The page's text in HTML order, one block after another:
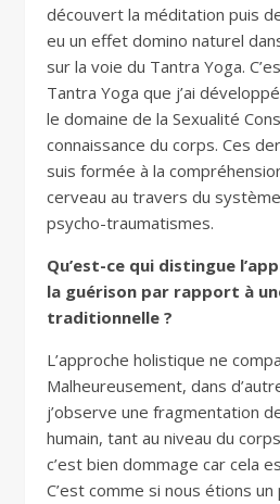
découvert la méditation puis
eu un effet domino naturel
sur la voie du Tantra Yoga.
Tantra Yoga que j’ai
le domaine de la Sexualité
connaissance du corps. Ces
suis formée à la
cerveau au travers du
psycho-traumatismes.
Qu’est-ce qui distingue
la guérison par rapport à
traditionnelle ?
L’approche holistique ne
Malheureusement, dans
j’observe une fragmentation
humain, tant au niveau du
c’est bien dommage car cela
C’est comme si nous étions